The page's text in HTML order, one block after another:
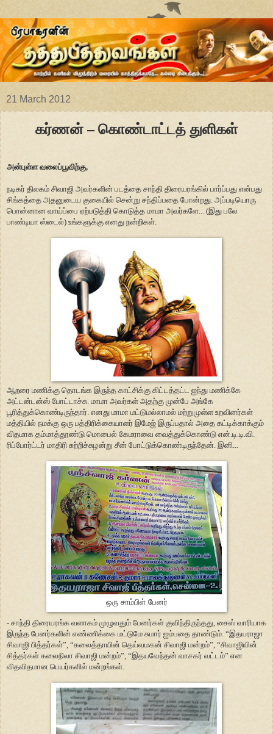
21 March 2012
கர்ணன் – கொண்டாட்டத் துளிகள்
அன்புள்ள வலைப்பூவிற்கு,
நடிகர் திலகம் சிவாஜி அவர்களின் படத்தை சாந்தி திரையரங்கில் பார்ப்பது என்பது
சிங்கத்தை அதனுடைய குகையில் சென்று சந்திப்பதை போன்றது. அப்படியொரு
பொன்னான வாய்ப்பை ஏற்படுத்தி கொடுத்த மாமா அவர்களே... (இது பலே
பாண்டியா ஸ்டைல்) உங்களுக்கு எனது நன்றிகள்.
ஆறரை மணிக்கு தொடங்க இருந்த காட்சிக்கு கிட்டத்தட்ட ஐந்து மணிக்கே
அட்டன்டன்ஸ் போட்டாச்சு. மாமா அவர்கள் அதற்கு முன்பே அங்கே
பூரித்துக்கொண்டிருந்தார். எனது மாமா மட்டுமல்லாமல் மற்றுமுள்ள உறவினர்கள்
மத்தியில் நமக்கு ஒரு பத்திரிக்கையாளர் இமேஜ் இருப்பதால் அதை கட்டிக்காக்கும்
விதமாக தம்மாத்தூண்டு மொபைல் கேமராவை வைத்துக்கொண்டு என்.டி.டி.வி.
ரிப்போர்ட்டர் மாதிரி சுற்றிச்சுழன்று சீன் போட்டுக்கொண்டிருந்தேன். இனி...
ஒரு சாம்பிள் பேனர்
- சாந்தி திரையரங்க வளாகம் முழுவதும் பேனர்கள் குவிந்திருந்தது, சைஸ் வாரியாக
இருந்த பேனர்களின் எண்ணிக்கை மட்டுமே சுமார் ஐம்பதை தாண்டும். “இதயராஜா
சிவாஜி பித்தர்கள்”, “கலைத்தாயின் தெய்வமகன் சிவாஜி மன்றம்”, “சிவாஜியின்
சித்தர்கள் கலைநிலா சிவாஜி மன்றம்”, “இதயவேந்தன் வாசகர் வட்டம்” என
விதவிதமான பெயர்களில் மன்றங்கள்.